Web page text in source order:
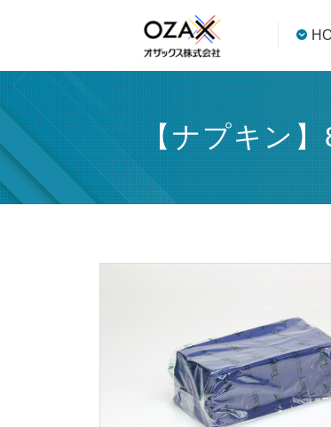
【ナプキン